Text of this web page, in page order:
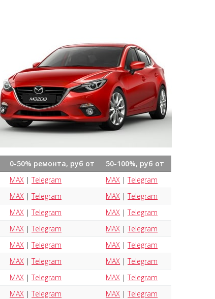
0-50% ремонта, руб от
50-100%, руб от
MAX |Telegram MAX |Telegram
MAX |Telegram MAX |Telegram
MAX |Telegram MAX |Telegram
MAX |Telegram MAX |Telegram
MAX |Telegram MAX |Telegram
MAX |Telegram MAX |Telegram
MAX |Telegram MAX |Telegram
MAX |Telegram MAX |Telegram